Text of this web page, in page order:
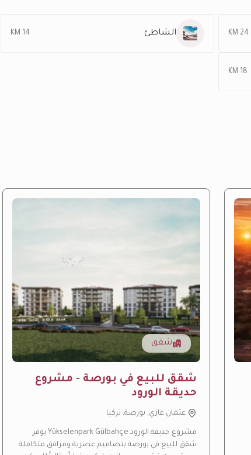
24 KM الشاطئ 14 KM
18 KM
شقق
شقق للبيع في بورصة - مشروع
حديقة الورود
عثمان غازي, بورصة, تركيا
مشروع حديقة الورود Yükselenpark Gülbahçe يوفر
شقق للبيع في بورصة بتصاميم عصرية ومرافق متكاملة